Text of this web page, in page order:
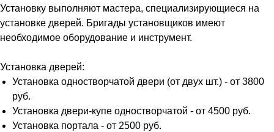
Установку выполняют мастера, специализирующиеся на
установке дверей. Бригады установщиков имеют
необходимое оборудование и инструмент.
Установка дверей:
Установка одностворчатой двери (от двух шт.) - от 3800
руб.
Установка двери-купе одностворчатой - от 4500 руб.
Установка портала - от 2500 руб.